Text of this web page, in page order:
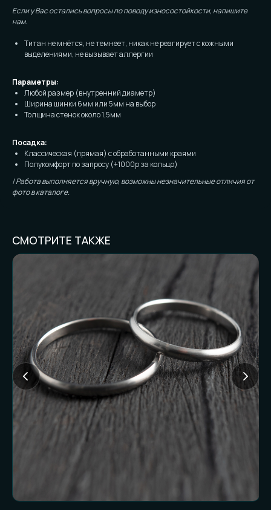
Если у Вас остались вопросы по поводу износостойкости, напишите
нам.
Титан не мнётся, не темнеет, никак не реагирует с кожными
выделениями, не вызывает аллергии
Параметры:
Любой размер (внутренний диаметр)
Ширина шинки 6мм или 5мм на выбор
Толщина стенок около 1,5мм
Посадка:
Классическая (прямая) с обработанными краями
Полукомфорт по запросу (+1000р за кольцо)
! Работа выполняется вручную, возможны незначительные отличия от
фото в каталоге.
СМОТРИТЕ ТАКЖЕ
Частые вопросы (и честные
ответы):
FAQ И ГОТОВНОСТЬ
К ЗАКАЗУ
Доставляете ли
наложенным
платежом?